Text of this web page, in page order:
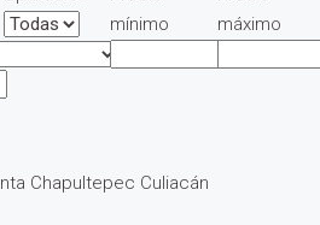
mínimo
máximo
Chapultepec Culiacán